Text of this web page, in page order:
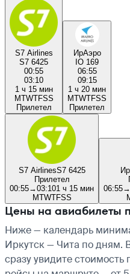
S7 Airlines
S7 6425
00:55
03:10
1 ч 15 мин
MTWTFSS
Прилетел
ИрАэро
IO 169
06:55
09:15
1 ч 20 мин
MTWTFSS
Прилетел
S7 AirlinesS7 6425
Прилетел
00:55→03:101 ч 15 мин
MTWTFSS
06:55→
Цены на авиабилеты
Ниже — календарь
Иркутск — Чита по дням.
сразу увидите